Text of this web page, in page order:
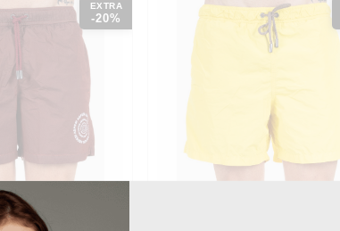
S XL XXL
EXTRA
-20%